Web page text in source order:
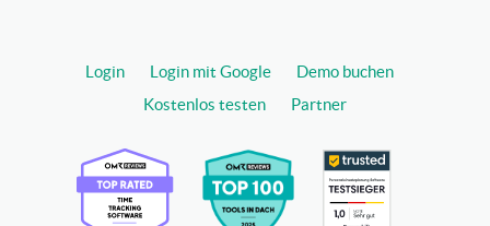
Login Login mit Google
Demo buchen
Kostenlos testen
Partner